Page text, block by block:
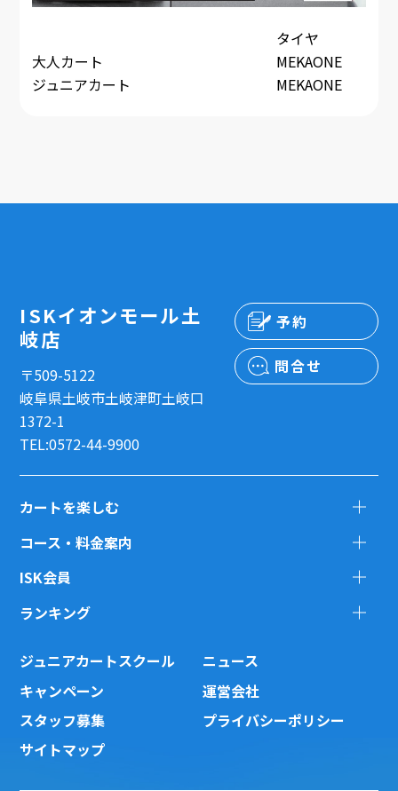
タイヤ
大人カート
MEKAONE
ジュニアカート
MEKAONE
ISKイオンモール土
岐店
〒509-5122
岐阜県土岐市土岐津町土岐口
1372-1
TEL:0572-44-9900
予約
問合せ
カートを楽しむ
コース・料金案内
ISK会員
ランキング
ジュニアカートスクール
ニュース
キャンペーン
運営会社
スタッフ募集
プライバシーポリシー
サイトマップ